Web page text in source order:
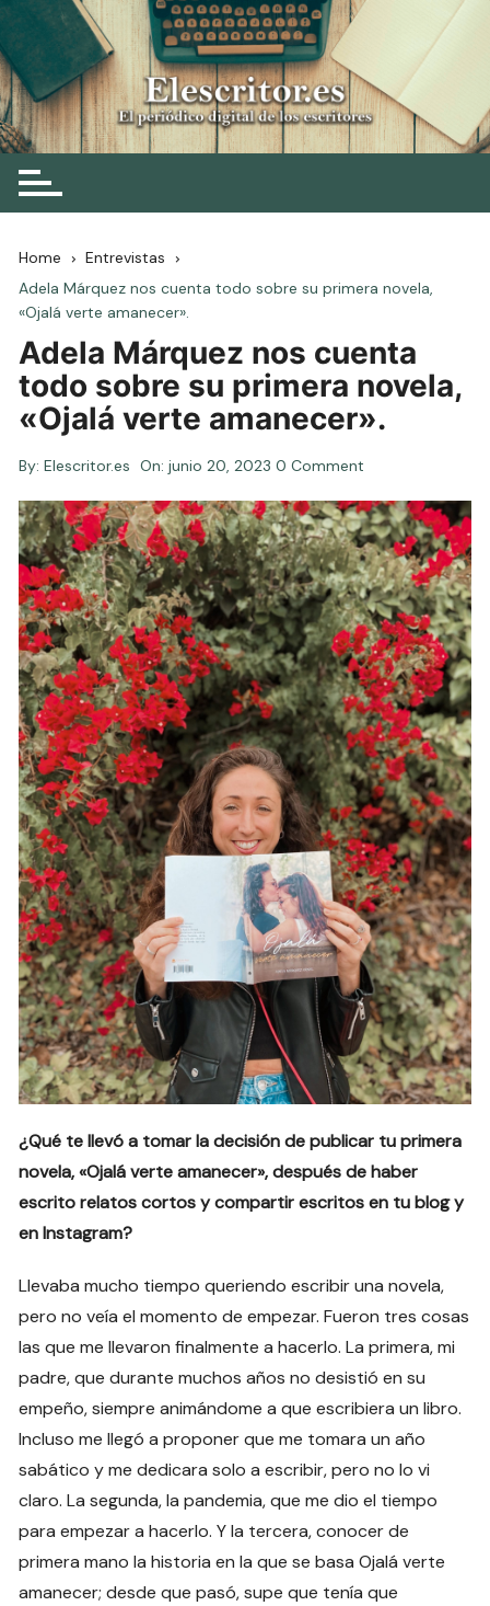
Skip
to
content
Elescritor.es
El periódico digital de los escritores
Home
Entrevistas
Adela Márquez nos cuenta todo sobre su primera novela,
«Ojalá verte amanecer».
Adela Márquez nos cuenta
todo sobre su primera novela,
«Ojalá verte amanecer».
By: Elescritor.es On:junio 20, 2023 0 Comment
¿Qué te llevó a tomar la decisión de publicar tu primera
novela, «Ojalá verte amanecer», después de haber
escrito relatos cortos y compartir escritos en tu blog y
en Instagram?
Llevaba mucho tiempo queriendo escribir una novela,
pero no veía el momento de empezar. Fueron tres cosas
las que me llevaron finalmente a hacerlo. La primera, mi
padre, que durante muchos años no desistió en su
empeño, siempre animándome a que escribiera un libro.
Incluso me llegó a proponer que me tomara un año
sabático y me dedicara solo a escribir, pero no lo vi
claro. La segunda, la pandemia, que me dio el tiempo
para empezar a hacerlo. Y la tercera, conocer de
primera mano la historia en la que se basa Ojalá verte
amanecer; desde que pasó, supe que tenía que